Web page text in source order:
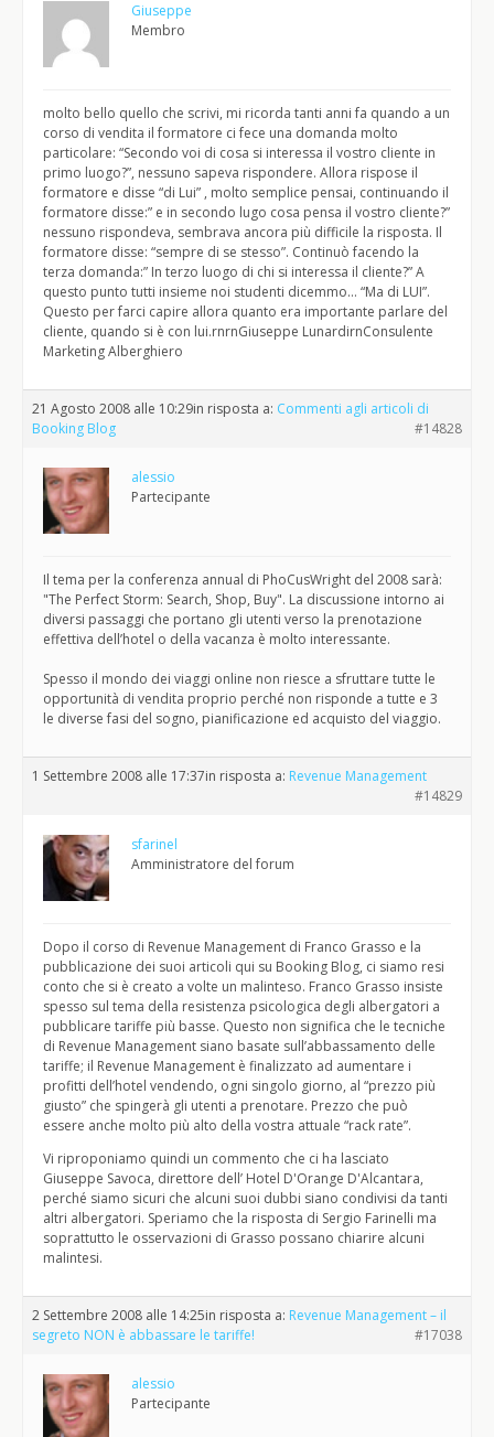
Giuseppe
Membro
molto bello quello che scrivi, mi ricorda tanti anni fa quando a un
corso di vendita il formatore ci fece una domanda molto
particolare: “Secondo voi di cosa si interessa il vostro cliente in
primo luogo?”, nessuno sapeva rispondere. Allora rispose il
formatore e disse “di Lui” , molto semplice pensai, continuando il
formatore disse:” e in secondo lugo cosa pensa il vostro cliente?”
nessuno rispondeva, sembrava ancora più difficile la risposta. Il
formatore disse: “sempre di se stesso”. Continuò facendo la
terza domanda:” In terzo luogo di chi si interessa il cliente?” A
questo punto tutti insieme noi studenti dicemmo… “Ma di LUI”.
Questo per farci capire allora quanto era importante parlare del
cliente, quando si è con lui.rnrnGiuseppe LunardirnConsulente
Marketing Alberghiero
21 Agosto 2008 alle 10:29in risposta a: Commenti agli articoli di
Booking Blog
#14828
alessio
Partecipante
Il tema per la conferenza annual di PhoCusWright del 2008 sarà:
"The Perfect Storm: Search, Shop, Buy". La discussione intorno ai
diversi passaggi che portano gli utenti verso la prenotazione
effettiva dell’hotel o della vacanza è molto interessante.
Spesso il mondo dei viaggi online non riesce a sfruttare tutte le
opportunità di vendita proprio perché non risponde a tutte e 3
le diverse fasi del sogno, pianificazione ed acquisto del viaggio.
1 Settembre 2008 alle 17:37in risposta a: Revenue Management
#14829
sfarinel
Amministratore del forum
Dopo il corso di Revenue Management di Franco Grasso e la
pubblicazione dei suoi articoli qui su Booking Blog, ci siamo resi
conto che si è creato a volte un malinteso. Franco Grasso insiste
spesso sul tema della resistenza psicologica degli albergatori a
pubblicare tariffe più basse. Questo non significa che le tecniche
di Revenue Management siano basate sull’abbassamento delle
tariffe; il Revenue Management è finalizzato ad aumentare i
profitti dell’hotel vendendo, ogni singolo giorno, al “prezzo più
giusto” che spingerà gli utenti a prenotare. Prezzo che può
essere anche molto più alto della vostra attuale “rack rate”.
Vi riproponiamo quindi un commento che ci ha lasciato
Giuseppe Savoca, direttore dell’ Hotel D'Orange D'Alcantara,
perché siamo sicuri che alcuni suoi dubbi siano condivisi da tanti
altri albergatori. Speriamo che la risposta di Sergio Farinelli ma
soprattutto le osservazioni di Grasso possano chiarire alcuni
malintesi.
2 Settembre 2008 alle 14:25in risposta a: Revenue Management – il
segreto NON è abbassare le tariffe!
#17038
alessio
Partecipante